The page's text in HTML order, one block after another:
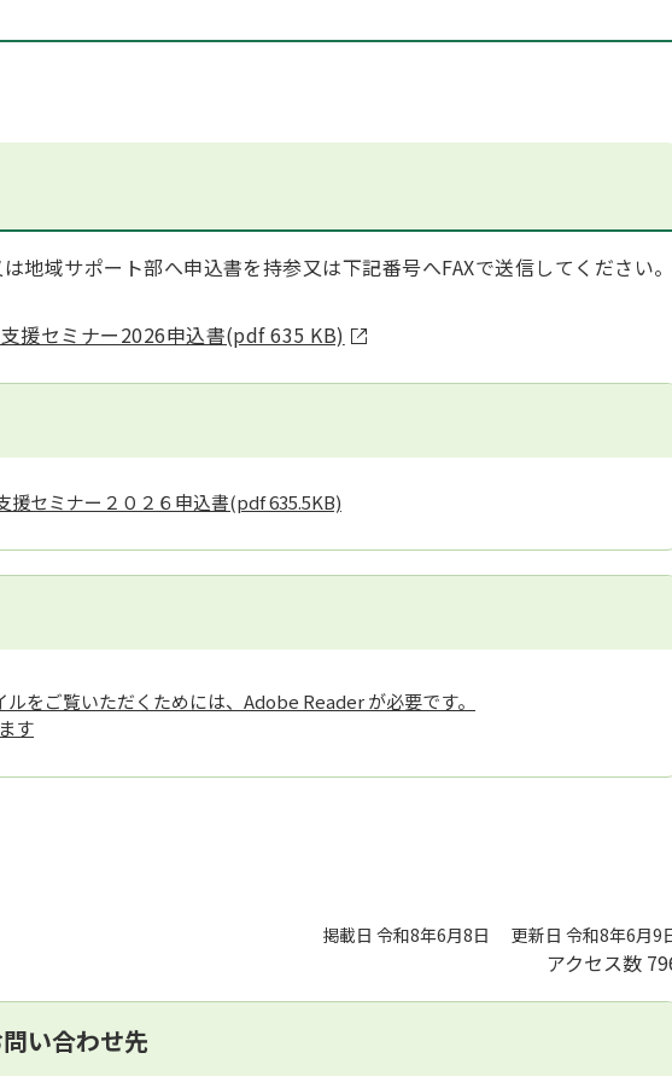
地域サポート部へ申込書を持参又は下記番号へFAXで送信してください
援セミナー2026申込書(pdf 635 KB)
援セミナー２０２６申込書(pdf 635.5KB)
ルをご覧いただくためには、Adobe Reader が必要です。
掲載日 令和8年6月8日 更新日 令和8年6月9
アクセス数
い合わせ先